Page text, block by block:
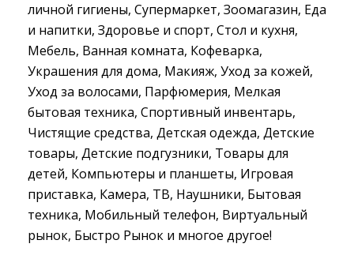
личной гигиены, Супермаркет, Зоомагазин, Еда
и напитки, Здоровье и спорт, Стол и кухня,
Мебель, Ванная комната, Кофеварка,
Украшения для дома, Макияж, Уход за кожей,
Уход за волосами, Парфюмерия, Мелкая
бытовая техника, Спортивный инвентарь,
Чистящие средства, Детская одежда, Детские
товары, Детские подгузники, Товары для
детей, Компьютеры и планшеты, Игровая
приставка, Камера, ТВ, Наушники, Бытовая
техника, Мобильный телефон, Виртуальный
рынок, Быстро Рынок и многое другое!